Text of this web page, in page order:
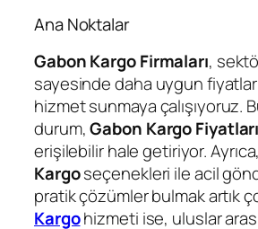
Ana Noktalar
Gabon Kargo Firmaları,
sayesinde daha uygun
hizmet sunmaya çalışıyoruz.
durum,Gabon Kargo Fiyatları
erişilebilir hale getiriyor.
Kargoseçenekleri ile acil
pratik çözümler bulmak artık
Kargohizmeti ise, uluslar